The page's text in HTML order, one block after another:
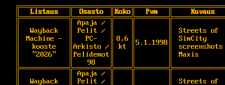
Listaus Osasto Koko Pvm Kuvaus
Wayback
Machine -
kooste
"2026"
Apaja /
Pelit /
PC-
Arkisto /
Pelidemot
98
8,6
kt
5.1.1998
Streets of
SimCity
screenshots
Maxis
Wayback
Apaja /
Pelit /
Streets of